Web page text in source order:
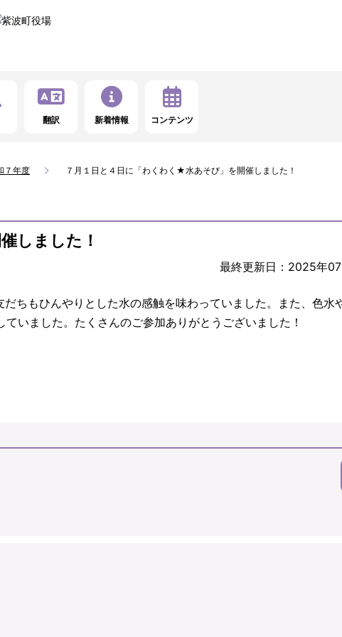
翻訳 新着情報 コンテンツ
７年度 ７月１日と４日に「わくわく★水あそび」を開催しました！
しました！
最終更新日：2025年07
ちもひんやりとした水の感触を味わっていました。また、色水
いました。たくさんのご参加ありがとうございました！